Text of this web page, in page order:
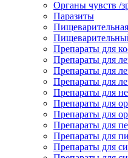
Органы чувств /
Паразиты
Препараты для
Препараты для
Препараты для
Препараты для
Препараты для
Препараты для
Препараты для
Препараты для
Препараты для
Препараты для